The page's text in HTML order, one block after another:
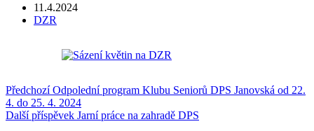
11.4.2024
DZR
PředchozíOdpolední program Klubu Seniorů DPS Janovská od 22.
4. do 25. 4. 2024
Další příspěvek Jarní práce na zahradě DPS